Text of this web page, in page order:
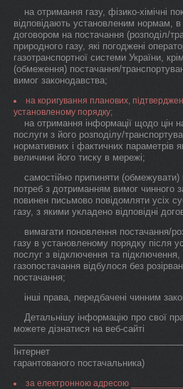
на отримання газу, фізико-хімічні
відповідають установленим нормам, в
договором на постачання (розподіл/
природного газу, які погоджені
газотранспортної системи України,
(обмеження) постачання/
вимог законодавства;
на коригування планових,
установленому порядку;
на отримання інформації щодо цін
послуги з його розподілу/
нормативних і фактичних параметрів
величини його тиску в мережі;
самостійно припиняти (обмежувати)
потреб з дотриманням вимог чинного
повинен письмово повідомляти усіх
газу, з якими укладено відповідні
вимагати поновлення постачання/
газу в установленому порядку після
послуг з відключення та
газопостачання відбулося без
постачання;
інші права, передбачені чинним
Детальнішу інформацію про свої
можете дізнатися на веб-сайті
Інтернет
гарантованого постачальника)
за електронною адресою